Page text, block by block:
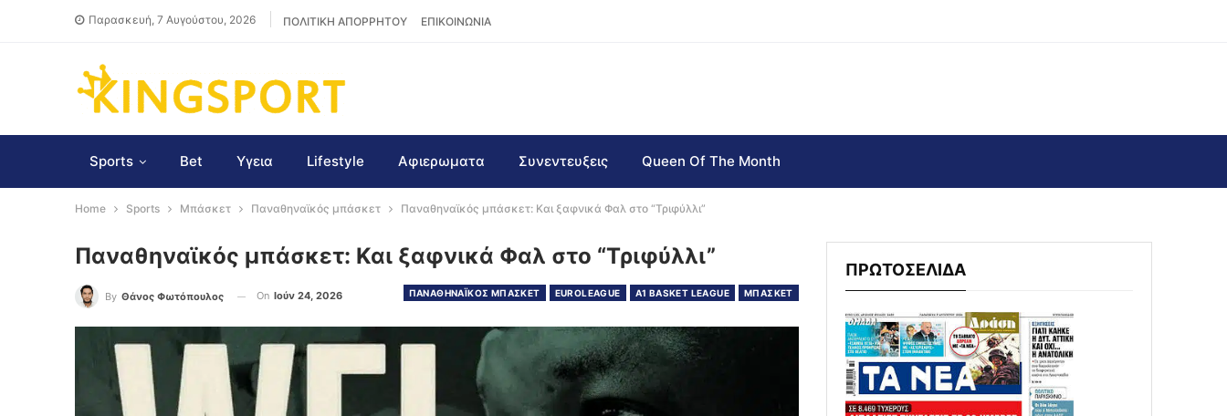
Παρασκευή, 7 Αυγούστου, 2026 ΠΟΛΙΤΙΚΗ ΑΠΟΡΡΗΤΟΥ ΕΠΙΚΟΙΝΩΝΙΑ
Sports Bet Υγεια Lifestyle Αφιερωματα Συνεντευξεις Queen Of The Month
Home Sports Μπάσκετ Παναθηναϊκός μπάσκετ Παναθηναϊκός μπάσκετ: Και ξαφνικά Φαλ στο “Τριφύλλι”
Παναθηναϊκός μπάσκετ: Και ξαφνικά Φαλ στο “Τριφύλλι”
ΠΑΝΑΘΗΝΑΪΚΟΣ ΜΠΑΣΚΕΤ EUROLEAGUE Α1 BASKET LEAGUE ΜΠΑΣΚΕΤ
By Θάνος Φωτόπουλος On Ιούν 24, 2026
ΠΡΩΤΟΣΕΛΙΔΑ